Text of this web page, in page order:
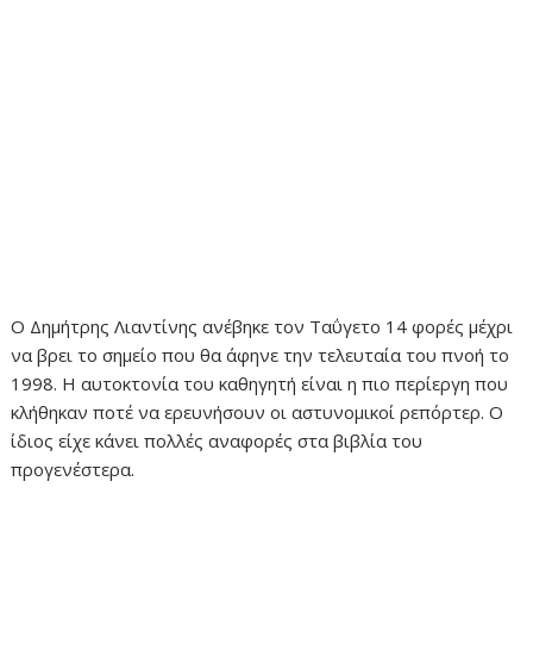
Ο Δημήτρης Λιαντίνης ανέβηκε τον Ταΰγετο 14 φορές μέχρι
να βρει το σημείο που θα άφηνε την τελευταία του πνοή το
1998. Η αυτοκτονία του καθηγητή είναι η πιο περίεργη που
κλήθηκαν ποτέ να ερευνήσουν οι αστυνομικοί ρεπόρτερ. Ο
ίδιος είχε κάνει πολλές αναφορές στα βιβλία του
προγενέστερα.